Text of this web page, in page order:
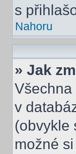
s
Nahoru
» Jak
v
(obvykle
možné